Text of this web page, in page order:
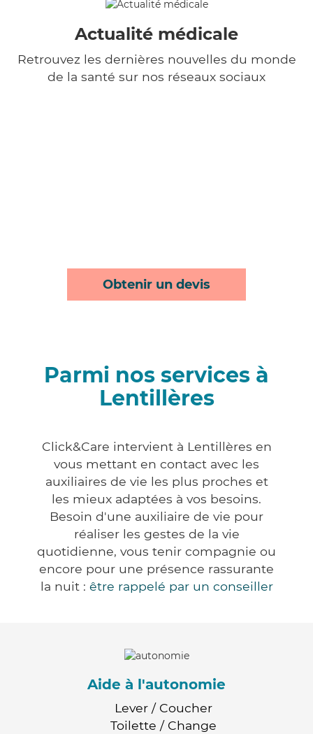
Actualité médicale
Retrouvez les dernières nouvelles du monde
de la santé sur nos réseaux sociaux
Obtenir un devis
Parmi nos services à
Lentillères
Click&Care intervient à Lentillères en
vous mettant en contact avec les
auxiliaires de vie les plus proches et
les mieux adaptées à vos besoins.
Besoin d'une auxiliaire de vie pour
réaliser les gestes de la vie
quotidienne, vous tenir compagnie ou
encore pour une présence rassurante
la nuit : être rappelé par un conseiller
Aide à l'autonomie
Lever / Coucher
Toilette / Change